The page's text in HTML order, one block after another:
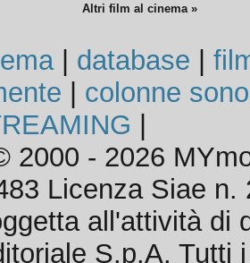
Altri film al cinema »
| database
colonne
2000 - 2026
Licenza Siae n.
all'attività di
S.p.A. Tutti